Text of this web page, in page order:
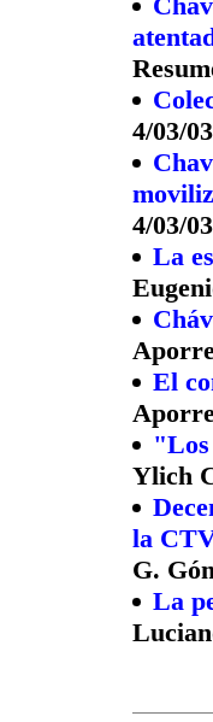
4/03/03
4/03/03
La
El
"Los
Ylich
la
G.
La